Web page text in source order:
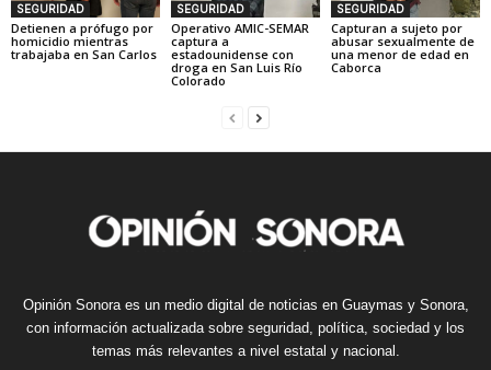
SEGURIDAD
Detienen a prófugo por
homicidio mientras
trabajaba en San Carlos
SEGURIDAD
Operativo AMIC-SEMAR
captura a
estadounidense con
droga en San Luis Río
Colorado
SEGURIDAD
Capturan a sujeto por
abusar sexualmente de
una menor de edad en
Caborca
Opinión Sonora es un medio digital de noticias en Guaymas y Sonora,
con información actualizada sobre seguridad, política, sociedad y los
temas más relevantes a nivel estatal y nacional.